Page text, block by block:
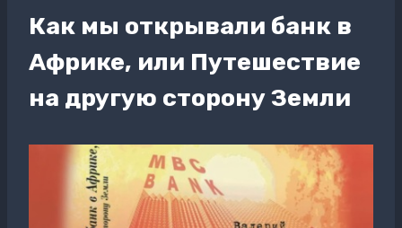
Как мы открывали банк в
Африке, или Путешествие
на другую сторону Земли